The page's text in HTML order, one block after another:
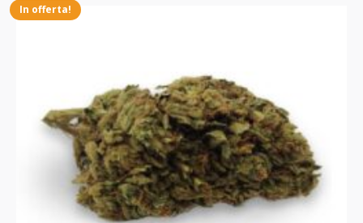
In offerta!